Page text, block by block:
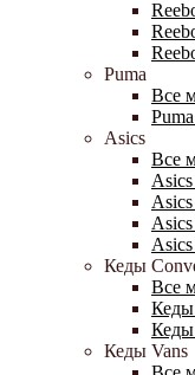
Puma
Все
Asics
Все
Кеды
Все
Кеды
Кеды
Кеды Vans